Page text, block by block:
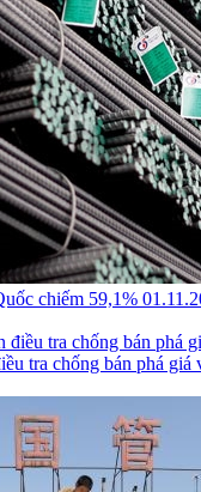
chiếm 59,1%
tra chống bán phá